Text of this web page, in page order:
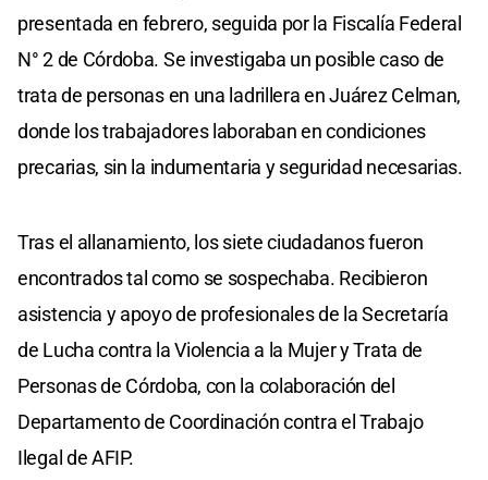
presentada en febrero, seguida por la Fiscalía Federal
N° 2 de Córdoba. Se investigaba un posible caso de
trata de personas en una ladrillera en Juárez Celman,
donde los trabajadores laboraban en condiciones
precarias, sin la indumentaria y seguridad necesarias.
Tras el allanamiento, los siete ciudadanos fueron
encontrados tal como se sospechaba. Recibieron
asistencia y apoyo de profesionales de la Secretaría
de Lucha contra la Violencia a la Mujer y Trata de
Personas de Córdoba, con la colaboración del
Departamento de Coordinación contra el Trabajo
Ilegal de AFIP.